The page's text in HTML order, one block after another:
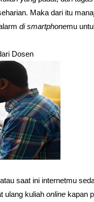
Maka dari itu
di smartphonemu
Dosen
saat ini internetmu
ulang kuliah online kapan